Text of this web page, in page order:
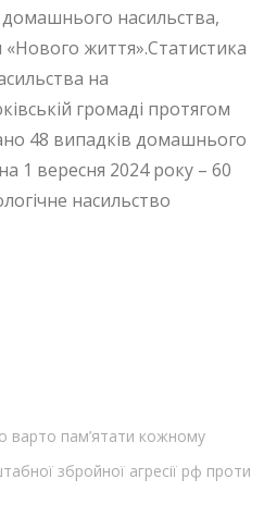
насильства,
«Нового життя».Статистика
на
громаді протягом
48 випадків домашнього
1 вересня 2024 року – 60
насильство
варто пам’ятати кожному
збройної агресії рф проти